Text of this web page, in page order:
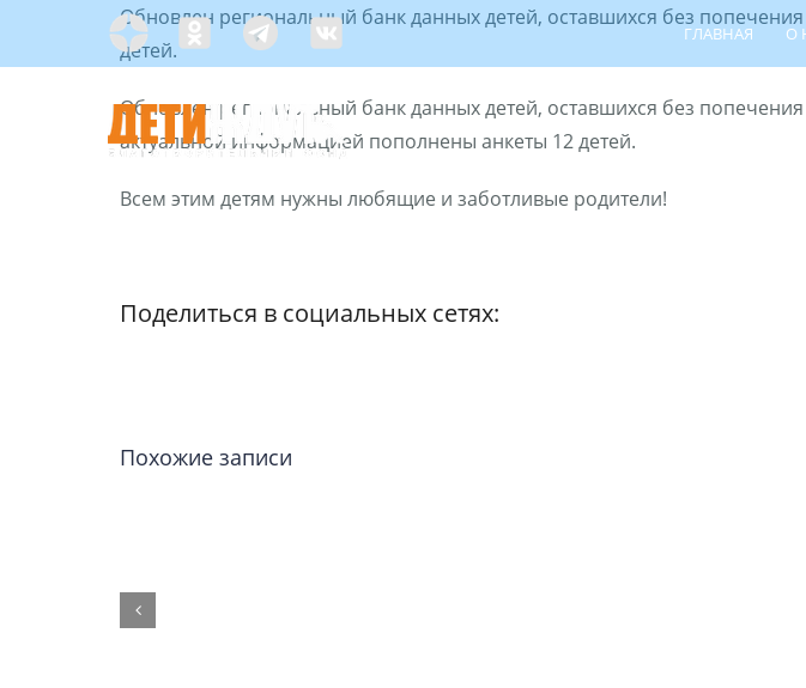
Яндекс
Дзен
Одноклассники
Telegramm
Custom ГЛАВНАЯ О
Обновлен региональный банк данных детей, оставшихся без
детей.
Обновлен региональный банк данных детей, оставшихся без
актуальной информацией пополнены анкеты 12 детей.
Всем этим детям нужны любящие и заботливые родители!
Поделиться в социальных сетях:
Похожие записи